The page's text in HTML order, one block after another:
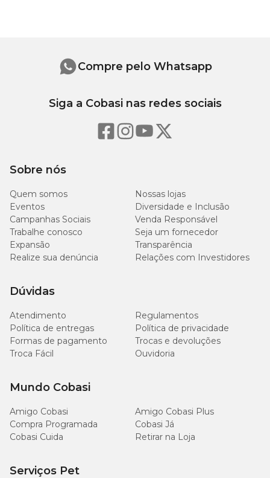
27,8 cm 11,5 cm
39,5 cm 15,8 cm
52,8 cm
Sobre nós
Quem somos
Nossas lojas
Eventos
Diversidade e Inclusão
Campanhas Sociais
Venda Responsável
Trabalhe conosco
Seja um fornecedor
Expansão
Transparência
Realize sua denúncia
Relações com Investidores
Dúvidas
Atendimento
Regulamentos
Política de entregas
Política de privacidade
Formas de pagamento
Trocas e devoluções
Troca Fácil
Ouvidoria
Mundo Cobasi
Amigo Cobasi
Amigo Cobasi Plus
Compra Programada
Cobasi Já
Cobasi Cuida
Retirar na Loja
Serviços Pet
Compre pelo Whatsapp
Siga a Cobasi nas redes sociais